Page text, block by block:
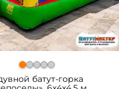
батут-горка